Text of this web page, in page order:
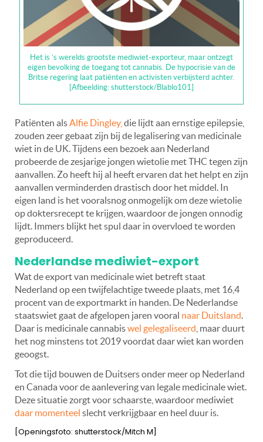
Het is ’s werelds grootste mediwiet-exporteur, maar ontzegt
eigen bevolking de toegang tot cannabis. De hypocrisie van de
Britse regering laat patiënten en activisten verbijsterd achter.
[Afbeelding: shutterstock/Blablo101]
Patiënten alsAlfie Dingley, die lijdt aan ernstige epilepsie,
zouden zeer gebaat zijn bij de legalisering van medicinale
wiet in de UK. Tijdens een bezoek aan Nederland
probeerde de zesjarige jongen wietolie met THC tegen zijn
aanvallen. Zo heeft hij al heeft ervaren dat het helpt en zijn
aanvallen verminderden drastisch door het middel. In
eigen land is het vooralsnog onmogelijk om deze wietolie
op doktersrecept te krijgen, waardoor de jongen onnodig
lijdt. Immers blijkt het spul daar in overvloed te worden
geproduceerd.
Nederlandse mediwiet-export
Wat de export van medicinale wiet betreft staat
Nederland op een twijfelachtige tweede plaats, met 16,4
procent van de exportmarkt in handen. De Nederlandse
staatswiet gaat de afgelopen jaren vooral naar Duitsland.
Daar is medicinale cannabiswel gelegaliseerd , maar duurt
het nog minstens tot 2019 voordat daar wiet kan worden
geoogst.
Tot die tijd bouwen de Duitsers onder meer op Nederland
en Canada voor de aanlevering van legale medicinale wiet.
Deze situatie zorgt voor schaarste, waardoor mediwiet
daar momenteel slecht verkrijgbaar en heel duur is.
[Openingsfoto: shutterstock/Mitch M]